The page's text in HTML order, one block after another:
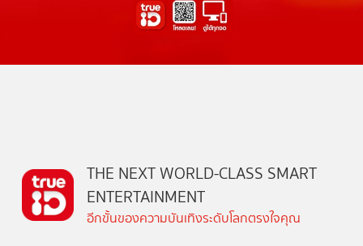
THE NEXT WORLD-CLASS SMART
ENTERTAINMENT
อีกขั้นของความบันเทิงระดับโลกตรงใจคุณ